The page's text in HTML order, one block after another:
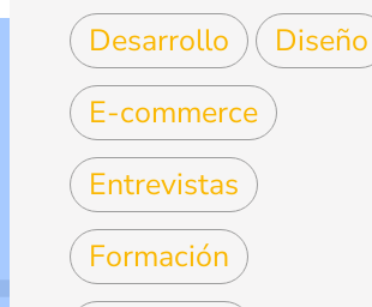
Desarrollo
Diseño
E-commerce
Entrevistas
Formación